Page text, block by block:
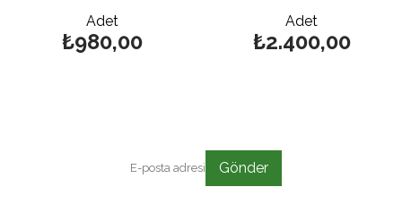
Adet
₺980,00
Adet
₺2.400,00
Gönder